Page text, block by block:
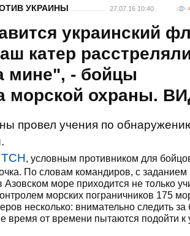
УКРАИНЫ 27.07.16 10:40
украинский
катер
мине", - бойцы
морской охраны.
провел учения по
ТСН, условным противником для
По словам командиров, с
море приходится не только
морских пограничников 175
несколько: внимательно следить за
время от времени пытаются подойти к